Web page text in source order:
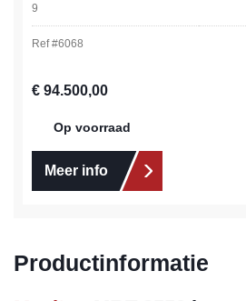
9
Ref #6068
Normale prijs:
€ 94.500,00
Op voorraad
Meer info
Productinformatie